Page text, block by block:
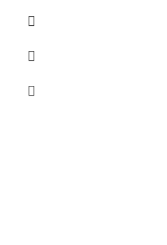
en heeft een mooie gloed.